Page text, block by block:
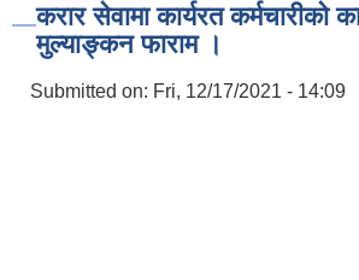
करार सेवामा कार्यरत कर्मचारीको
मुल्याङ्कन फाराम ।
Submitted on: Fri, 12/17/2021 - 14:09